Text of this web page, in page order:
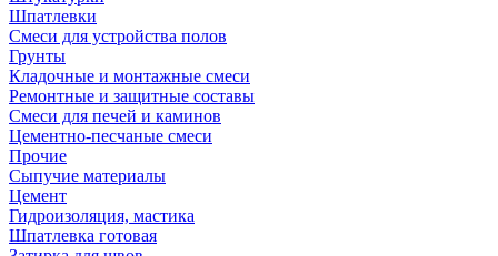
Шпатлевки
Смеси для устройства полов
Грунты
Кладочные и монтажные смеси
Ремонтные и защитные составы
Смеси для печей и каминов
Цементно-песчаные смеси
Прочие
Сыпучие материалы
Цемент
Гидроизоляция, мастика
Шпатлевка готовая